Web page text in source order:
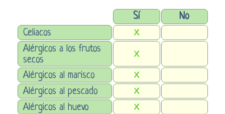
Sí
No
Celiacos
X
Alérgicos a los frutos
secos
X
Alérgicos al marisco X
Alérgicos al pescado X
Alérgicos al huevo X